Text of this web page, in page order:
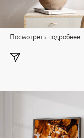
Посмотреть подробнее